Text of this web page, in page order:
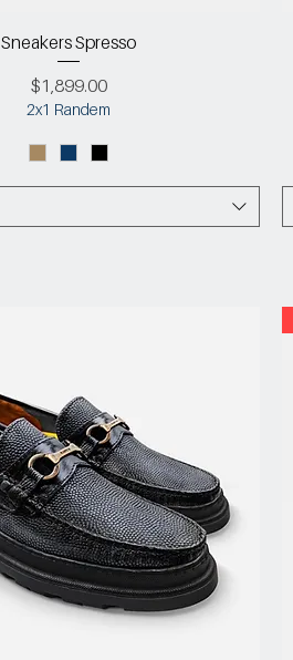
Sneakers Spresso
Precio
$1,899.00
2x1 Randem